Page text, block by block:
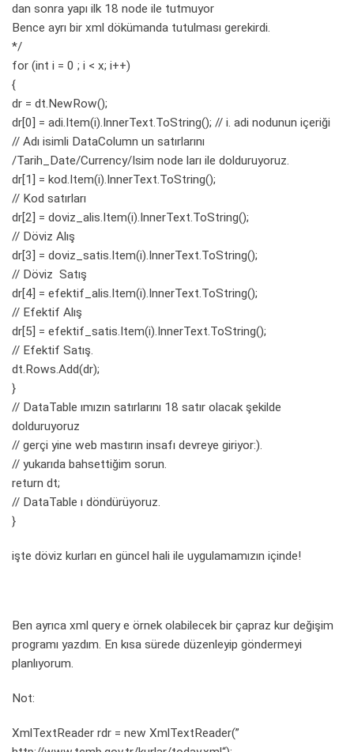
dan sonra yapı ilk 18 node ile tutmuyor
Bence ayrı bir xml dökümanda tutulması gerekirdi.
*/
for (int i = 0 ; i < x; i++)
{
dr = dt.NewRow();
dr[0] = adi.Item(i).InnerText.ToString(); // i. adi nodunun içeriği
// Adı isimli DataColumn un satırlarını
/Tarih_Date/Currency/Isim node ları ile dolduruyoruz.
dr[1] = kod.Item(i).InnerText.ToString();
// Kod satırları
dr[2] = doviz_alis.Item(i).InnerText.ToString();
// Döviz Alış
dr[3] = doviz_satis.Item(i).InnerText.ToString();
// Döviz Satış
dr[4] = efektif_alis.Item(i).InnerText.ToString();
// Efektif Alış
dr[5] = efektif_satis.Item(i).InnerText.ToString();
// Efektif Satış.
dt.Rows.Add(dr);
}
// DataTable ımızın satırlarını 18 satır olacak şekilde
dolduruyoruz
// gerçi yine web mastırın insafı devreye giriyor:).
// yukarıda bahsettiğim sorun.
return dt;
// DataTable ı döndürüyoruz.
}
işte döviz kurları en güncel hali ile uygulamamızın içinde!
Ben ayrıca xml query e örnek olabilecek bir çapraz kur değişim
programı yazdım. En kısa sürede düzenleyip göndermeyi
planlıyorum.
Not:
XmlTextReader rdr = new XmlTextReader(”